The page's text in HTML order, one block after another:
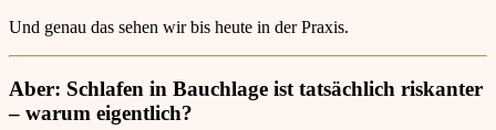
Und genau das sehen wir bis heute in der Praxis.
Aber: Schlafen in Bauchlage ist tatsächlich riskanter
– warum eigentlich?